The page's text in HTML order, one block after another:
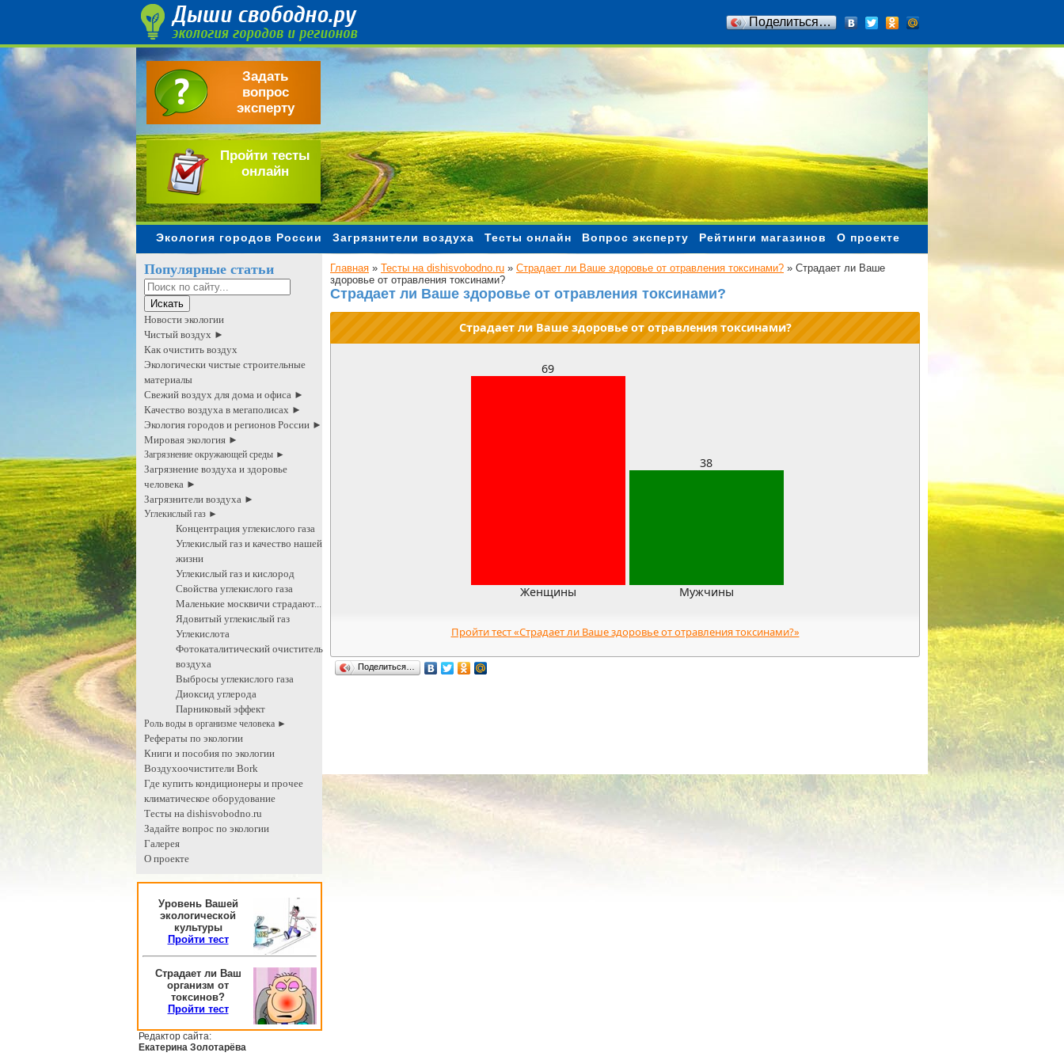
Поделиться…
Задать
вопрос
эксперту
Пройти тесты
онлайн
Экология городов России Загрязнители воздуха Тесты онлайн Вопрос эксперту Рейтинги магазинов О проекте
Популярные статьи
Новости экологии
Чистый воздух ►
Как очистить воздух
Экологически чистые строительные
материалы
Свежий воздух для дома и офиса ►
Качество воздуха в мегаполисах ►
Экология городов и регионов России ►
Мировая экология ►
Загрязнение окружающей среды ►
Загрязнение воздуха и здоровье
человека ►
Загрязнители воздуха ►
Углекислый газ ►
Концентрация углекислого газа
Углекислый газ и качество нашей
жизни
Углекислый газ и кислород
Свойства углекислого газа
Маленькие москвичи страдают...
Ядовитый углекислый газ
Углекислота
Фотокаталитический очиститель
воздуха
Выбросы углекислого газа
Диоксид углерода
Парниковый эффект
Роль воды в организме человека ►
Рефераты по экологии
Книги и пособия по экологии
Воздухоочистители Bork
Где купить кондиционеры и прочее
климатическое оборудование
Тесты на dishisvobodno.ru
Задайте вопрос по экологии
Галерея
О проекте
Уровень Вашей
экологической
культуры
Пройти тест
Страдает ли Ваш
организм от
токсинов?
Пройти тест
Редактор сайта:
Екатерина Золотарёва
Главная » Тесты на dishisvobodno.ru » Страдает ли Ваше здоровье от отравления токсинами? » Страдает ли Ваше
здоровье от отравления токсинами?
Страдает ли Ваше здоровье от отравления токсинами?
Страдает ли Ваше здоровье от отравления токсинами?
69
Женщины
38
Мужчины
Пройти тест «Страдает ли Ваше здоровье от отравления токсинами?»
Поделиться…